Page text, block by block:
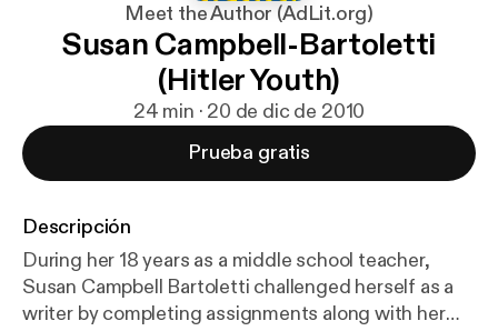
Meet the Author (AdLit.org)
Susan Campbell-Bartoletti
(Hitler Youth)
24 min · 20 de dic de 2010
Prueba gratis
Descripción
During her 18 years as a middle school teacher,
Susan Campbell Bartoletti challenged herself as a
writer by completing assignments along with her